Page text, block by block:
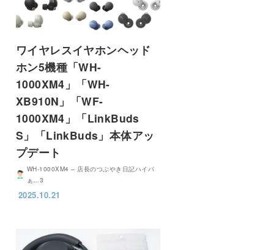
ワイヤレスイヤホンヘッド
ホン5機種「WH-
1000XM4」「WH-
XB910N」「WF-
1000XM4」「LinkBuds
S」「LinkBuds」本体アッ
プデート
WH-1000XM4 – 店長のつぶやき日記ハイパ
ぁ…3
2025.10.21